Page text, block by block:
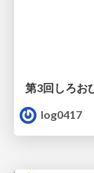
第3回しろお
log0417